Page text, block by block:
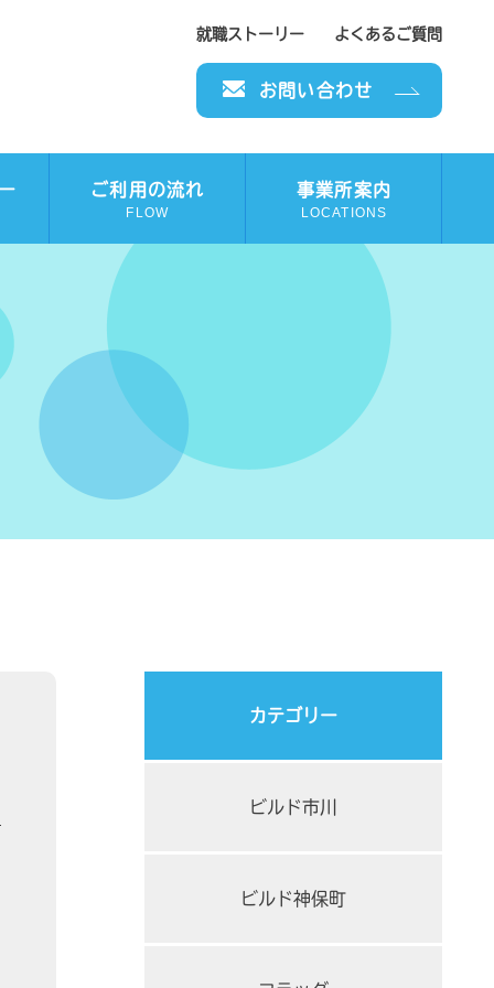
就職ストーリー よくあるご質問
お問い合わせ
ご利用の流れ
FLOW
事業所案内
LOCATIONS
カテゴリー
ビルド市川
ビルド神保町